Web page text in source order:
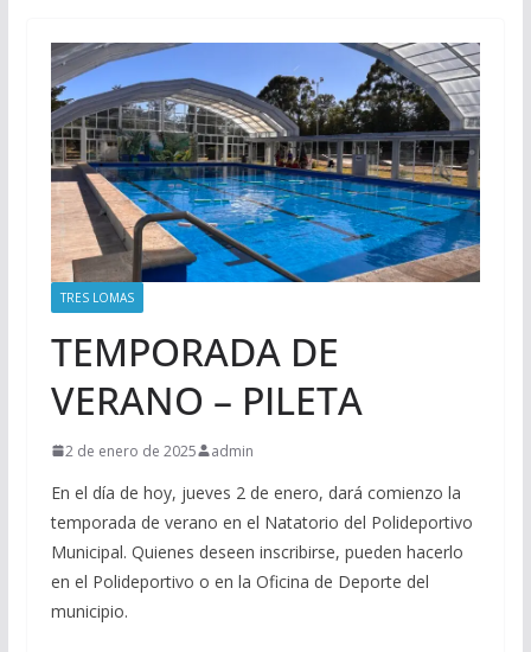
TRES LOMAS
TEMPORADA DE
VERANO – PILETA
2 de enero de 2025 admin
En el día de hoy, jueves 2 de enero, dará comienzo la
temporada de verano en el Natatorio del Polideportivo
Municipal. Quienes deseen inscribirse, pueden hacerlo
en el Polideportivo o en la Oficina de Deporte del
municipio.